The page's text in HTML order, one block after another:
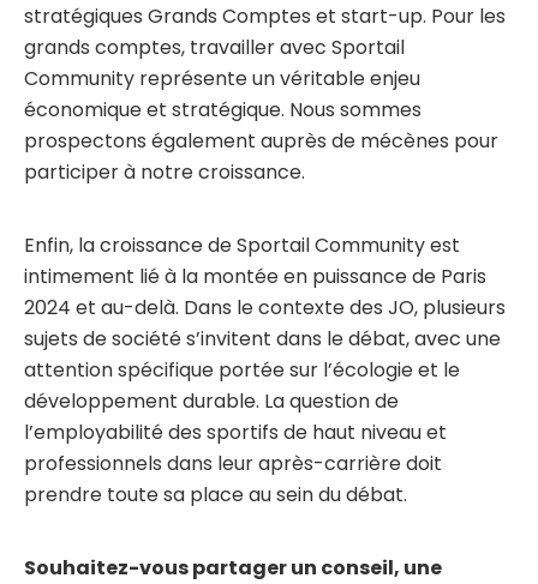
stratégiques Grands Comptes et start-up. Pour les
grands comptes, travailler avec Sportail
Community représente un véritable enjeu
économique et stratégique. Nous sommes
prospectons également auprès de mécènes pour
participer à notre croissance.
Enfin, la croissance de Sportail Community est
intimement lié à la montée en puissance de Paris
2024 et au-delà. Dans le contexte des JO, plusieurs
sujets de société s’invitent dans le débat, avec une
attention spécifique portée sur l’écologie et le
développement durable. La question de
l’employabilité des sportifs de haut niveau et
professionnels dans leur après-carrière doit
prendre toute sa place au sein du débat.
Souhaitez-vous partager un conseil, une